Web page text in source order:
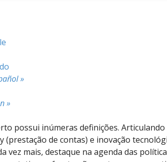
»
»
possui inúmeras definições.
(prestação de contas) e inovação
vez mais, destaque na agenda das